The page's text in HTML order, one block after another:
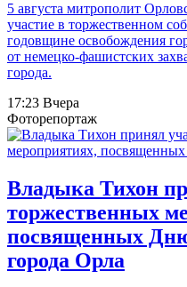
5 августа митрополит
участие в торжественном
годовщине освобождения
от немецко-фашистских
города.
17:23 Вчера
Фоторепортаж
Владыка Тихон
торжественных
посвященных
города Орла